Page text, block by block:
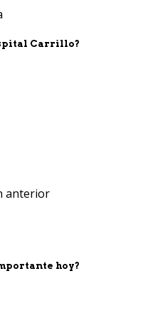
Carrillo?
anterior
hoy?